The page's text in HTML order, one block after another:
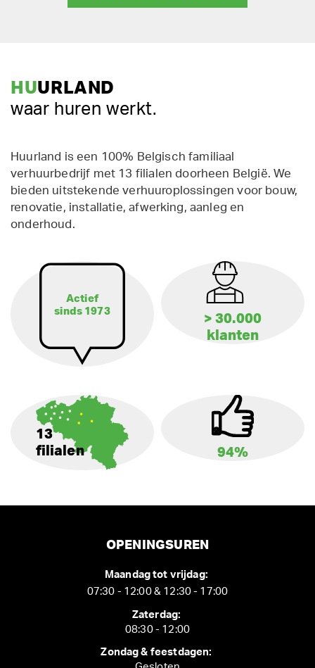
HUURLAND
waar huren werkt.
Huurland is een 100% Belgisch familiaal
verhuurbedrijf met 13 filialen doorheen België. We
bieden uitstekende verhuuroplossingen voor bouw,
renovatie, installatie, afwerking, aanleg en
onderhoud.
Actief
sinds 1973
> 30.000
klanten
13
filialen
94%
OPENINGSUREN
Maandag tot vrijdag:
07:30 - 12:00 & 12:30 - 17:00
Zaterdag:
08:30 - 12:00
Zondag & feestdagen: